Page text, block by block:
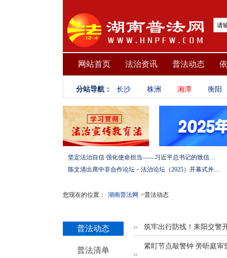
网站首页 法治资讯 普法动态
分站导航： 长沙 株洲 湘潭 衡阳
坚定法治自信 强化使命担当——习近平总书记的致信激励法学法律工作者投身全面依法治国伟大实践
陈文清出席中非合作论坛－法治论坛（2025）开幕式并在湖南调研
您现在的位置： 湖南普法网 >普法动态
普法动态
普法清单
筑牢出行防线！耒阳交警
紧盯节点敲警钟 旁听庭